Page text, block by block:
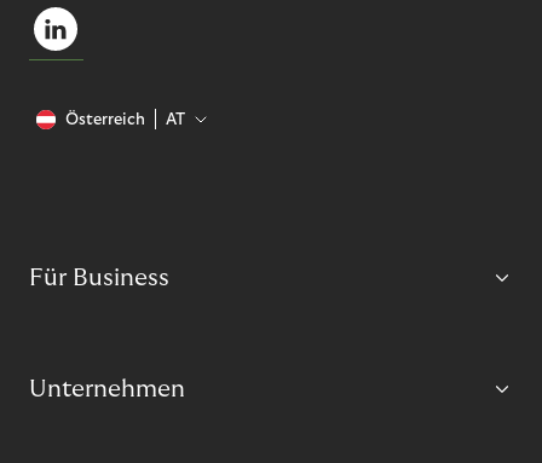
Österreich AT
Für Business
Unternehmen